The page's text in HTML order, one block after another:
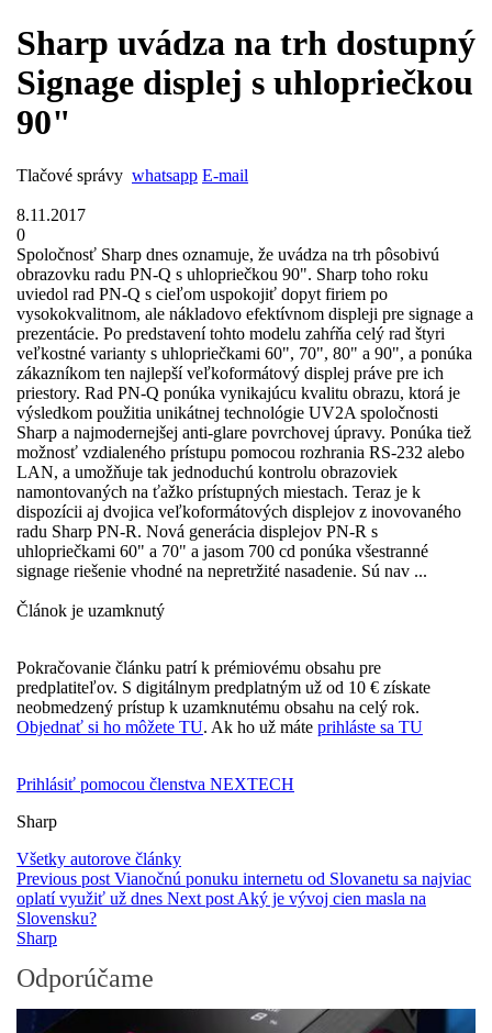
Sharp uvádza na trh dostupný
Signage displej s uhlopriečkou
90"
Tlačové správy whatsapp E-mail
8.11.2017
0
Spoločnosť Sharp dnes oznamuje, že uvádza na trh pôsobivú
obrazovku radu PN-Q s uhlopriečkou 90". Sharp toho roku
uviedol rad PN-Q s cieľom uspokojiť dopyt firiem po
vysokokvalitnom, ale nákladovo efektívnom displeji pre signage a
prezentácie. Po predstavení tohto modelu zahŕňa celý rad štyri
veľkostné varianty s uhlopriečkami 60", 70", 80" a 90", a ponúka
zákazníkom ten najlepší veľkoformátový displej práve pre ich
priestory. Rad PN-Q ponúka vynikajúcu kvalitu obrazu, ktorá je
výsledkom použitia unikátnej technológie UV2A spoločnosti
Sharp a najmodernejšej anti-glare povrchovej úpravy. Ponúka tiež
možnosť vzdialeného prístupu pomocou rozhrania RS-232 alebo
LAN, a umožňuje tak jednoduchú kontrolu obrazoviek
namontovaných na ťažko prístupných miestach. Teraz je k
dispozícii aj dvojica veľkoformátových displejov z inovovaného
radu Sharp PN-R. Nová generácia displejov PN-R s
uhlopriečkami 60" a 70" a jasom 700 cd ponúka všestranné
signage riešenie vhodné na nepretržité nasadenie. Sú nav ...
Článok je uzamknutý
Pokračovanie článku patrí k prémiovému obsahu pre
predplatiteľov. S digitálnym predplatným už od 10 € získate
neobmedzený prístup k uzamknutému obsahu na celý rok.
Objednať si ho môžete TU. Ak ho už máte prihláste sa TU
Prihlásiť pomocou členstva NEXTECH
Sharp
Všetky autorove články
Previous post Vianočnú ponuku internetu od Slovanetu sa najviac
oplatí využiť už dnes Next post Aký je vývoj cien masla na
Slovensku?
Sharp
Odporúčame